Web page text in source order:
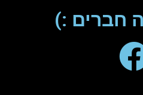
חברים :)